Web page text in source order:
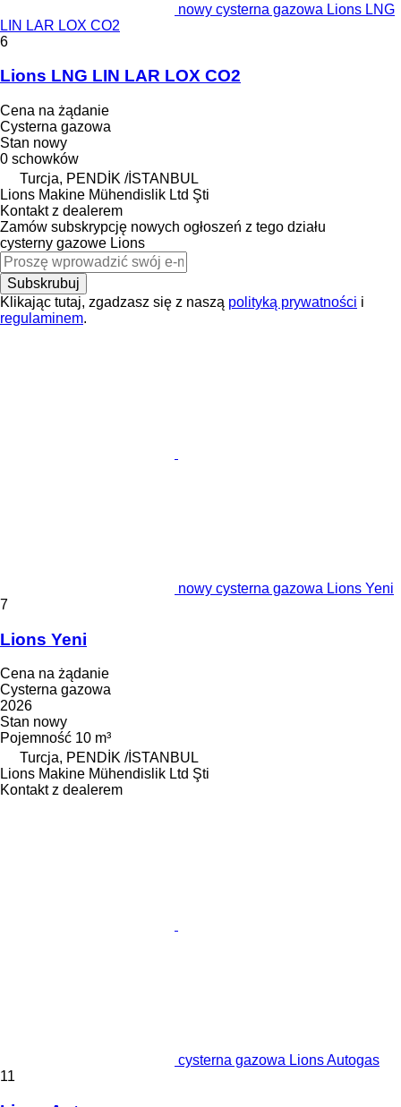
nowy cysterna gazowa Lions LNG
LIN LAR LOX CO2
6
Lions LNG LIN LAR LOX CO2
Cena na żądanie
Cysterna gazowa
Stan nowy
0 schowków
Turcja, PENDİK /İSTANBUL
Lions Makine Mühendislik Ltd Şti
Kontakt z dealerem
Zamów subskrypcję nowych ogłoszeń z tego działu
cysterny gazowe Lions
Subskrubuj
Klikając tutaj, zgadzasz się z naszą polityką prywatności i
regulaminem.
nowy cysterna gazowa Lions Yeni
7
Lions Yeni
Cena na żądanie
Cysterna gazowa
2026
Stan nowy
Pojemność 10 m³
Turcja, PENDİK /İSTANBUL
Lions Makine Mühendislik Ltd Şti
Kontakt z dealerem
cysterna gazowa Lions Autogas
11